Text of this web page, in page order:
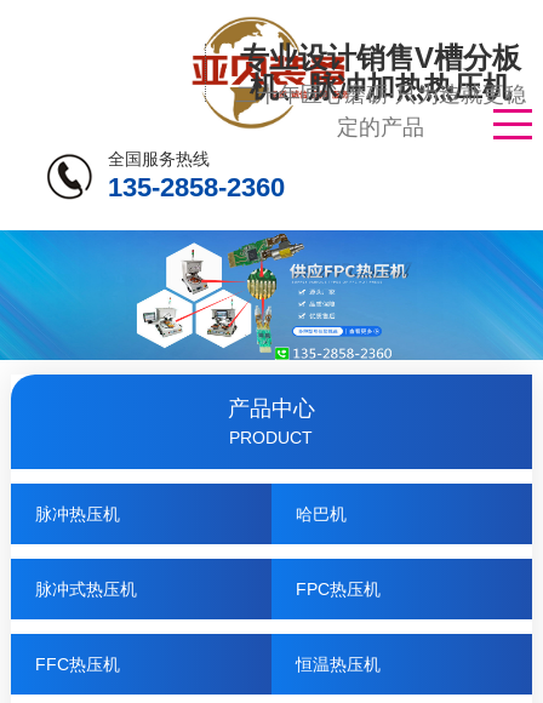
专业设计销售V槽分板
机、脉冲加热热压机
二十年匠心磨砺·只为造就更稳
定的产品
全国服务热线
135-2858-2360
产品中心
PRODUCT
脉冲热压机 哈巴机
脉冲式热压机 FPC热压机
FFC热压机 恒温热压机